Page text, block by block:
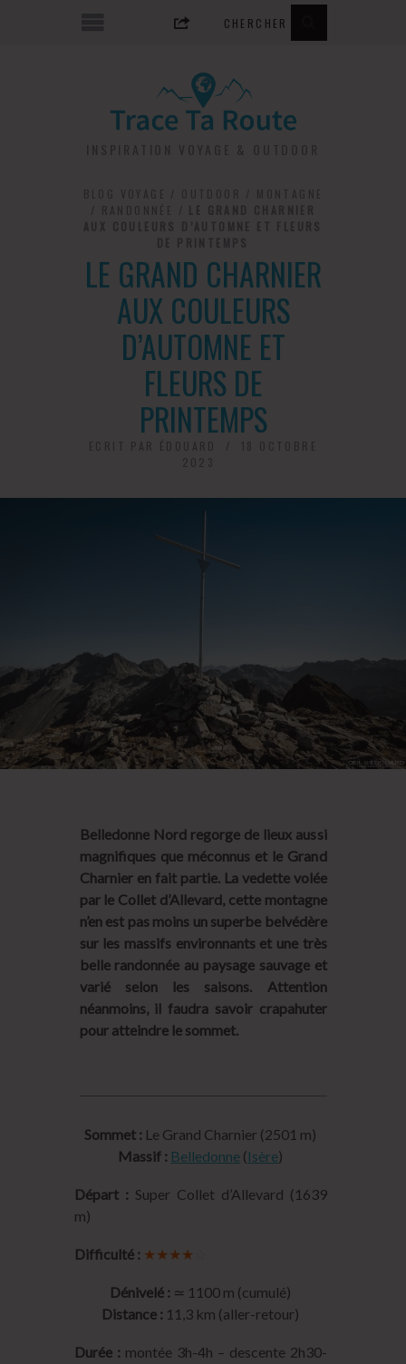
LE GRAND CHARNIER
AUX COULEURS
D’AUTOMNE ET
FLEURS DE
PRINTEMPS
Belledonne Nord regorge de lieux aussi
magnifiques que méconnus et le Grand
Charnier en fait partie. La vedette volée
par le Collet d’Allevard, cette montagne
n’en est pas moins un superbe belvédère
sur les massifs environnants et une très
belle randonnée au paysage sauvage et
varié selon les saisons. Attention
néanmoins, il faudra savoir crapahuter
pour atteindre le sommet.
Sommet : Le Grand Charnier (2501 m)
Massif : Belledonne (Isère)
Départ : Super Collet d’Allevard (1639
m)
Difficulté : ★★★★
Dénivelé : ≃ 1100 m (cumulé)
Distance : 11,3 km (aller-retour)
Durée : montée 3h-4h – descente 2h30-